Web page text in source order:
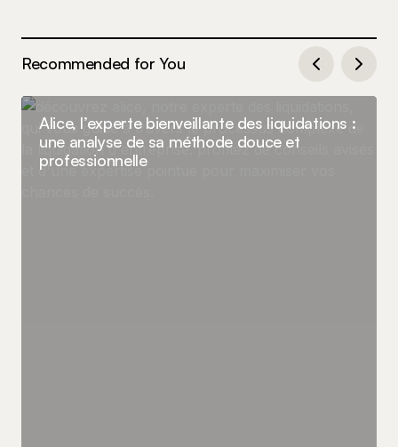
Recommended for You
Alice, l’experte bienveillante des liquidations :
une analyse de sa méthode douce et
professionnelle